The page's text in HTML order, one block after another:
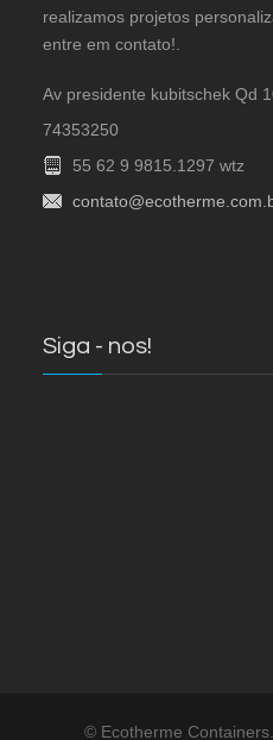
realizamos projetos
entre em contato!.
Av presidente kubitschek Qd
74353250
55 62 9 9815.1297 wtz
Siga - nos!
© Ecotherme